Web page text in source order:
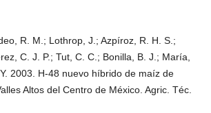
R. M.; Lothrop, J.; Azpíroz, R. H. S.;
C. J. P.; Tut, C. C.; Bonilla, B. J.; María,
2003. H-48 nuevo híbrido de maíz de
Altos del Centro de México. Agric. Téc.